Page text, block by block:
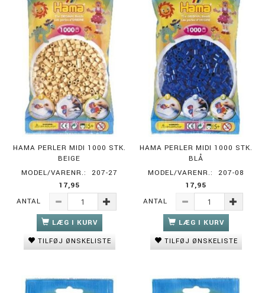
HAMA PERLER MIDI 1000 STK.
BEIGE
MODEL/VARENR.:
207-27
17,95
ANTAL
LÆG I KURV
TILFØJ ØNSKELISTE
HAMA PERLER MIDI 1000 STK.
BLÅ
MODEL/VARENR.:
207-08
17,95
ANTAL
LÆG I KURV
TILFØJ ØNSKELISTE